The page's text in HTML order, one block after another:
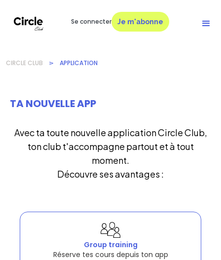
Se connecter Je m'abonne
CIRCLE CLUB ⋗ APPLICATION
TA NOUVELLE APP
Avec ta toute nouvelle application Circle Club,
ton club t'accompagne partout et à tout
moment.
Découvre ses avantages :
Group training
Réserve tes cours depuis ton app